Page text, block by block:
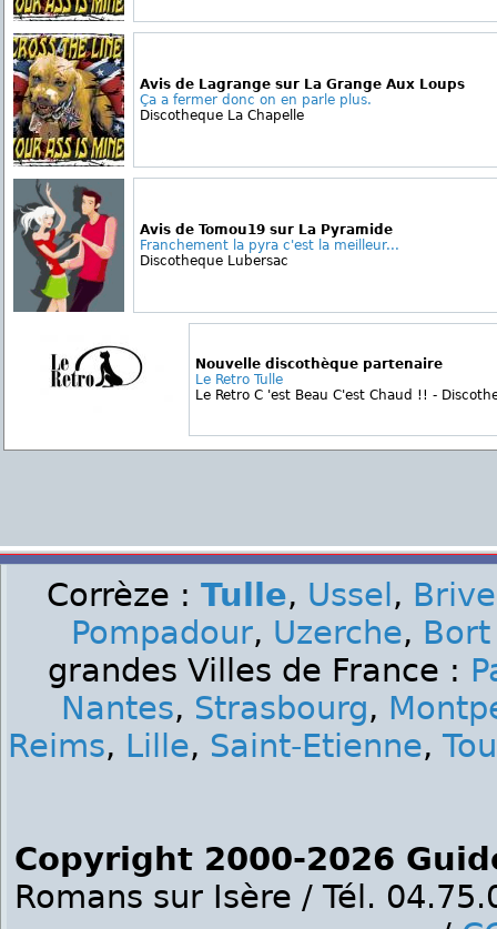
Avis de Lagrange sur La Grange Aux Loups
Ça a fermer donc on en parle plus.
Discotheque La Chapelle
Avis de Tomou19 sur La Pyramide
Franchement la pyra c'est la meilleur...
Discotheque Lubersac
Nouvelle discothèque partenaire
Le Retro Tulle
Le Retro C 'est Beau C'est Chaud !! -
Corrèze : Tulle, Ussel ,
Pompadour, Uzerche,
grandes Villes de France :
Nantes, Strasbourg,
Reims, Lille, Saint-Etienne,
Copyright 2000-2026
Romans sur Isère / Tél.